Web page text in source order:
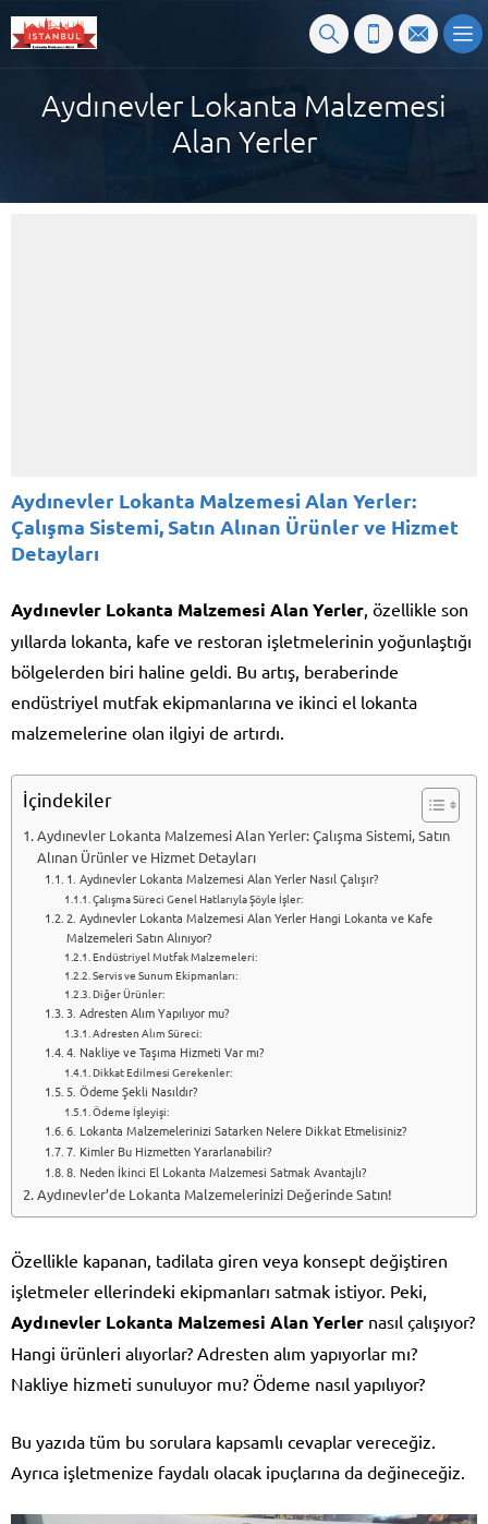
Aydınevler Lokanta Malzemesi
Alan Yerler
Aydınevler Lokanta Malzemesi Alan Yerler:
Çalışma Sistemi, Satın Alınan Ürünler ve Hizmet
Detayları
Aydınevler Lokanta Malzemesi Alan Yerler , özellikle son
yıllarda lokanta, kafe ve restoran işletmelerinin yoğunlaştığı
bölgelerden biri haline geldi. Bu artış, beraberinde
endüstriyel mutfak ekipmanlarına ve ikinci el lokanta
malzemelerine olan ilgiyi de artırdı.
İçindekiler
Aydınevler Lokanta Malzemesi Alan Yerler: Çalışma Sistemi, Satın
Alınan Ürünler ve Hizmet Detayları
1. Aydınevler Lokanta Malzemesi Alan Yerler Nasıl Çalışır?
Çalışma Süreci Genel Hatlarıyla Şöyle İşler:
2. Aydınevler Lokanta Malzemesi Alan Yerler Hangi Lokanta ve Kafe
Malzemeleri Satın Alınıyor?
Endüstriyel Mutfak Malzemeleri:
Servis ve Sunum Ekipmanları:
Diğer Ürünler:
3. Adresten Alım Yapılıyor mu?
Adresten Alım Süreci:
4. Nakliye ve Taşıma Hizmeti Var mı?
Dikkat Edilmesi Gerekenler:
5. Ödeme Şekli Nasıldır?
Ödeme İşleyişi:
6. Lokanta Malzemelerinizi Satarken Nelere Dikkat Etmelisiniz?
7. Kimler Bu Hizmetten Yararlanabilir?
8. Neden İkinci El Lokanta Malzemesi Satmak Avantajlı?
Aydınevler’de Lokanta Malzemelerinizi Değerinde Satın!
Özellikle kapanan, tadilata giren veya konsept değiştiren
işletmeler ellerindeki ekipmanları satmak istiyor. Peki,
Aydınevler Lokanta Malzemesi Alan Yerler nasıl çalışıyor?
Hangi ürünleri alıyorlar? Adresten alım yapıyorlar mı?
Nakliye hizmeti sunuluyor mu? Ödeme nasıl yapılıyor?
Bu yazıda tüm bu sorulara kapsamlı cevaplar vereceğiz.
Ayrıca işletmenize faydalı olacak ipuçlarına da değineceğiz.